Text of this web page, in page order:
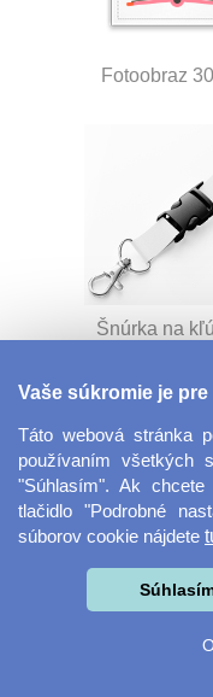
Fotoobraz
Šnúrka na
Vaše súkromie je
Táto webová stránka
používaním všetkých
"Súhlasím". Ak
tlačidlo "Podrobné
súborov cookie nájdete